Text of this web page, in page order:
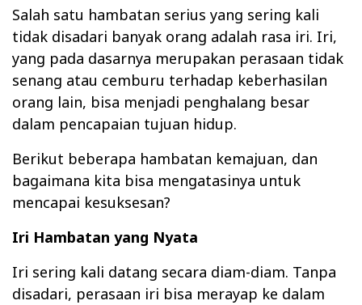
Salah satu hambatan serius yang sering kali
tidak disadari banyak orang adalah rasa iri. Iri,
yang pada dasarnya merupakan perasaan tidak
senang atau cemburu terhadap keberhasilan
orang lain, bisa menjadi penghalang besar
dalam pencapaian tujuan hidup.
Berikut beberapa hambatan kemajuan, dan
bagaimana kita bisa mengatasinya untuk
mencapai kesuksesan?
Iri Hambatan yang Nyata
Iri sering kali datang secara diam-diam. Tanpa
disadari, perasaan iri bisa merayap ke dalam